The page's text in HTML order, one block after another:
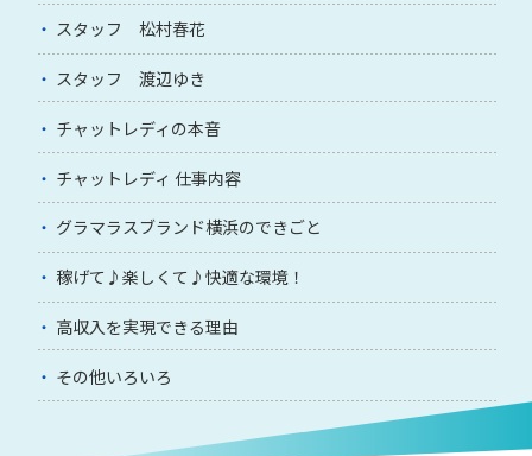
スタッフ 松村春花
スタッフ 渡辺ゆき
チャットレディの本音
チャットレディ 仕事内容
グラマラスブランド横浜のできごと
稼げて♪楽しくて♪快適な環境！
高収入を実現できる理由
その他いろいろ